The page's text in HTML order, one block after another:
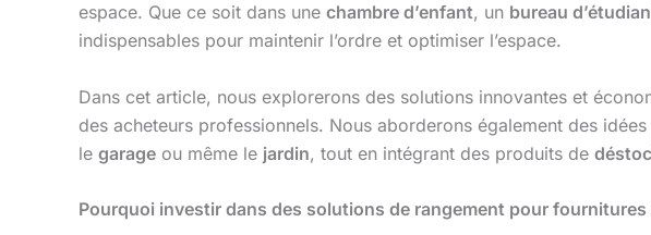
espace. Que ce soit dans une chambre d’enfant, un bureau
indispensables pour maintenir l’ordre et optimiser l’espace.
Dans cet article, nous explorerons des solutions innovantes et
des acheteurs professionnels. Nous aborderons également des
le garage ou même le jardin, tout en intégrant des produits de
Pourquoi investir dans des solutions de rangement pour fournitures